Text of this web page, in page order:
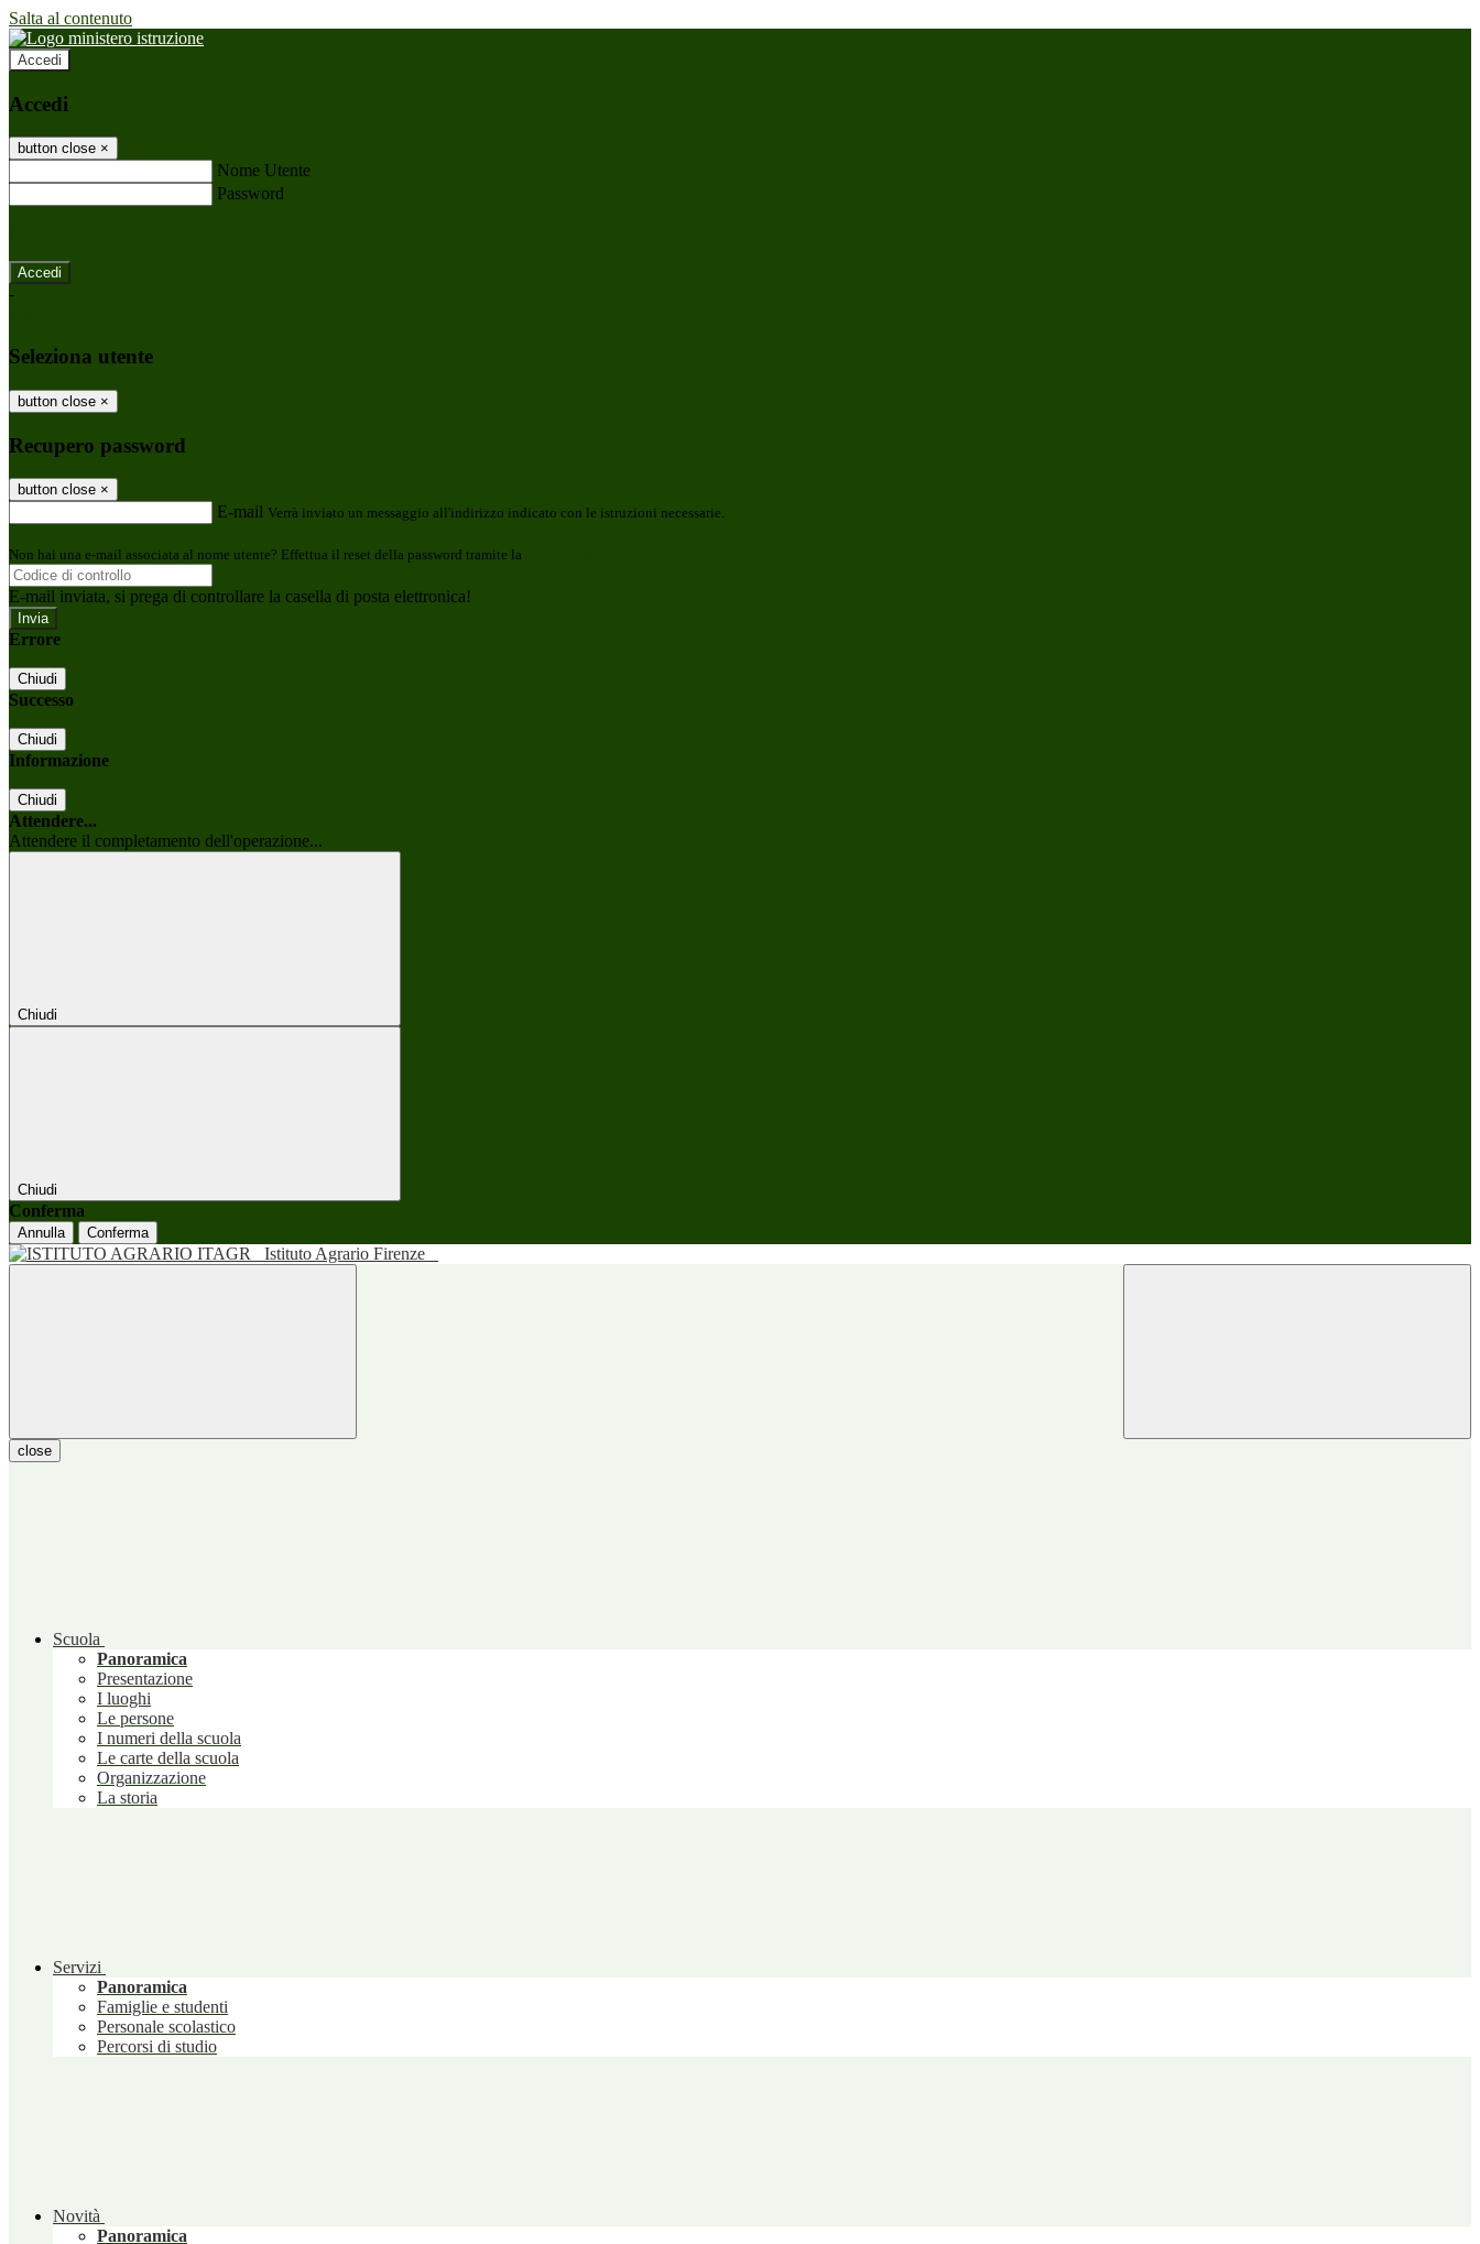
Salta al contenuto
Accedi
Accedi
button close ×
Nome Utente
Password
-
Seleziona utente
button close ×
Recupero password
button close ×
E-mail Verrà inviato un messaggio all'indirizzo indicato con le istruzioni necessarie.
Non hai una e-mail associata al nome utente? Effettua il reset della password tramite la
E-mail inviata, si prega di controllare la casella di posta elettronica!
Errore
Chiudi
Successo
Chiudi
Informazione
Chiudi
Attendere...
Attendere il completamento dell'operazione...
Chiudi
Chiudi
Conferma
Annulla Conferma
Istituto Agrario Firenze
close
Scuola
Panoramica
Presentazione
I luoghi
Le persone
I numeri della scuola
Le carte della scuola
Organizzazione
La storia
Servizi
Panoramica
Famiglie e studenti
Personale scolastico
Percorsi di studio
Novità
Panoramica